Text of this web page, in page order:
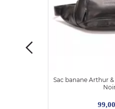
Sac banane Arthur